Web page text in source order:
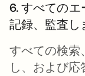
6. すべての
記録、監査し
すべての検索
し、および